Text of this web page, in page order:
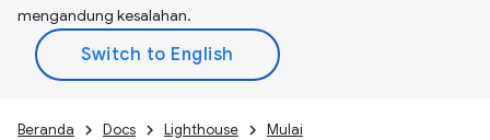
mengandung kesalahan.
Beranda Docs Lighthouse Mulai